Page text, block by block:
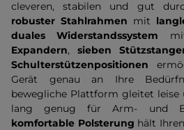
cleveren, stabilen und gut
robuster Stahlrahmen mit
duales Widerstandssystem
Expandern, sieben
Schulterstützenpositionen
Gerät genau an Ihre
bewegliche Plattform gleitet leise
lang genug für Arm- und
komfortable Polsterung hält